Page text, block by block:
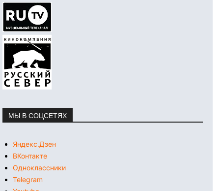
МЫ В СОЦСЕТЯХ
Яндекс.Дзен
ВКонтакте
Одноклассники
Telegram